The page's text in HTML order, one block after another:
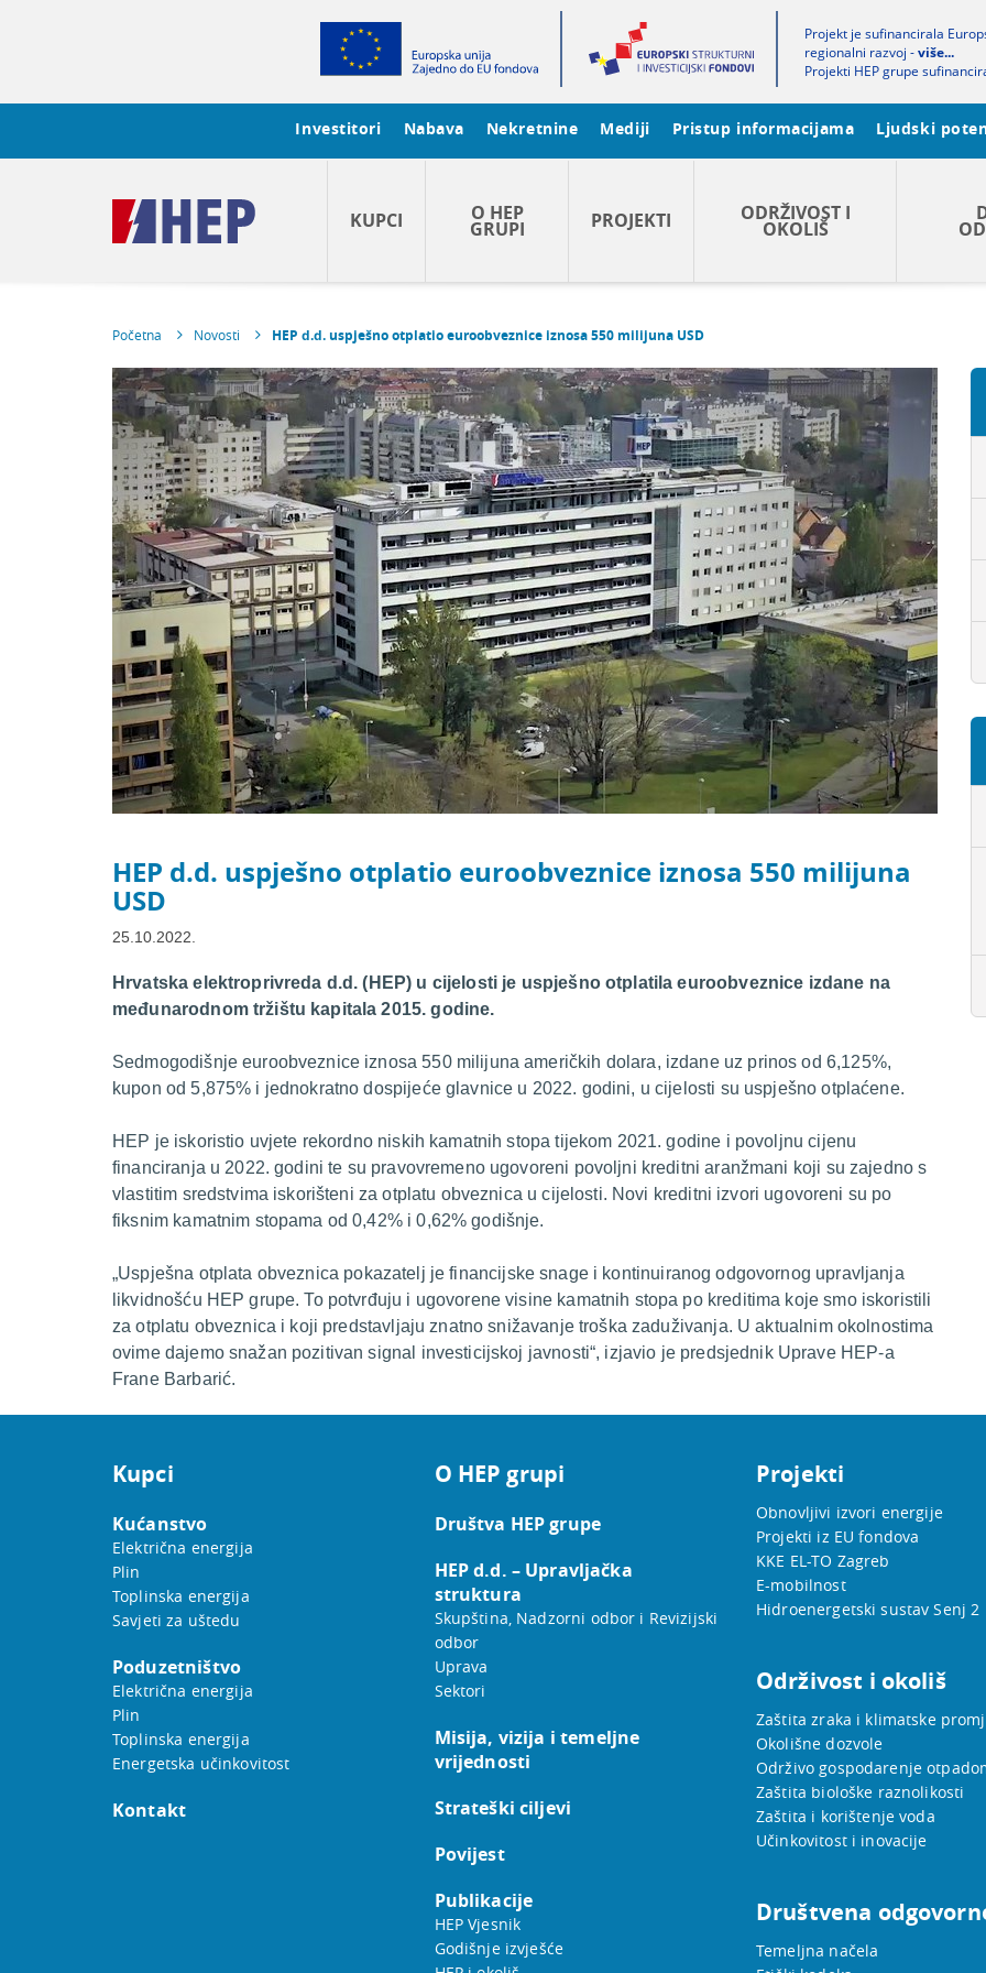
Projekt je sufinancirala
regionalni razvoj -više...
Projekti HEP grupe
Investitori Nabava Nekretnine Mediji Pristup informacijama Ljudski
KUPCI O HEP
GRUPI PROJEKTI ODRŽIVOST I
OKOLIŠ
Početna Novosti HEP d.d. uspješno otplatio euroobveznice iznosa 550 milijuna USD
HEP d.d. uspješno otplatio euroobveznice iznosa 550 milijuna
USD
25.10.2022.
Hrvatska elektroprivreda d.d. (HEP) u cijelosti je uspješno otplatila euroobveznice izdane na
međunarodnom tržištu kapitala 2015. godine.
Sedmogodišnje euroobveznice iznosa 550 milijuna američkih dolara, izdane uz prinos od 6,125%,
kupon od 5,875% i jednokratno dospijeće glavnice u 2022. godini, u cijelosti su uspješno otplaćene.
HEP je iskoristio uvjete rekordno niskih kamatnih stopa tijekom 2021. godine i povoljnu cijenu
financiranja u 2022. godini te su pravovremeno ugovoreni povoljni kreditni aranžmani koji su zajedno s
vlastitim sredstvima iskorišteni za otplatu obveznica u cijelosti. Novi kreditni izvori ugovoreni su po
fiksnim kamatnim stopama od 0,42% i 0,62% godišnje.
„Uspješna otplata obveznica pokazatelj je financijske snage i kontinuiranog odgovornog upravljanja
likvidnošću HEP grupe. To potvrđuju i ugovorene visine kamatnih stopa po kreditima koje smo iskoristili
za otplatu obveznica i koji predstavljaju znatno snižavanje troška zaduživanja. U aktualnim okolnostima
ovime dajemo snažan pozitivan signal investicijskoj javnosti“, izjavio je predsjednik Uprave HEP-a
Frane Barbarić.
Kupci
Kućanstvo
Električna energija
Plin
Toplinska energija
Savjeti za uštedu
Poduzetništvo
Električna energija
Plin
Toplinska energija
Energetska učinkovitost
Kontakt
O HEP grupi
Društva HEP grupe
HEP d.d. – Upravljačka
struktura
Skupština, Nadzorni odbor i Revizijski
odbor
Uprava
Sektori
Misija, vizija i temeljne
vrijednosti
Strateški ciljevi
Povijest
Publikacije
HEP Vjesnik
Godišnje izvješće
Projekti
Obnovljivi izvori energije
Projekti iz EU fondova
KKE EL-TO Zagreb
E-mobilnost
Hidroenergetski sustav Senj 2
Održivost i okoliš
Zaštita zraka i klimatske
Okolišne dozvole
Održivo gospodarenje
Zaštita biološke raznolikosti
Zaštita i korištenje voda
Učinkovitost i inovacije
Društvena
Temeljna načela